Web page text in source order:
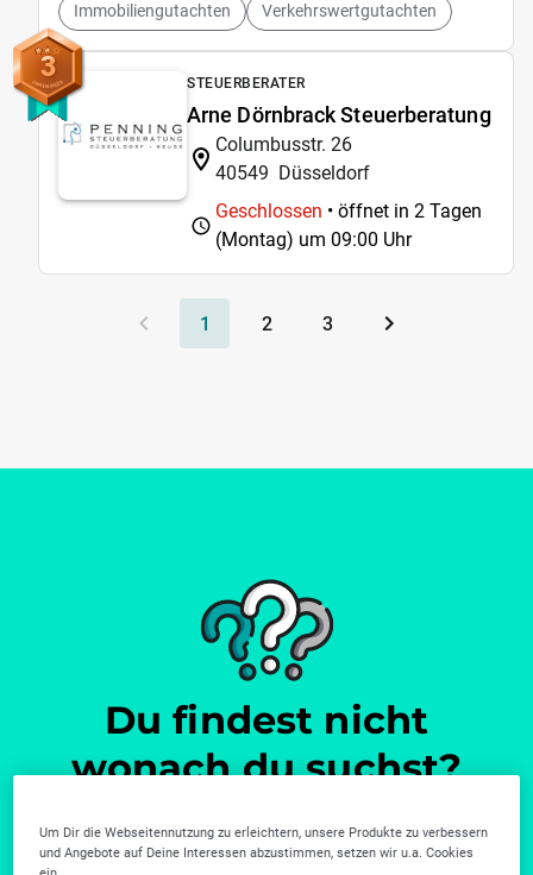
Immobiliengutachten Verkehrswertgutachten
3 STEUERBERATER
Arne Dörnbrack Steuerberatung
Columbusstr. 26
40549 Düsseldorf
Geschlossen • öffnet in 2 Tagen
(Montag) um 09:00 Uhr
1 2 3
Du findest nicht
wonach du suchst?
Zur Firmensuche
Um Dir die Webseitennutzung zu erleichtern, unsere Produkte zu verbessern
und Angebote auf Deine Interessen abzustimmen, setzen wir u.a. Cookies